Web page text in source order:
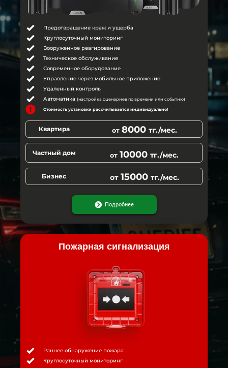
Предотвращение краж и ущерба
Круглосуточный мониторинг
Вооруженное реагирование
Техническое обслуживание
Современное оборудование
Управление через мобильное приложение
Удаленный контроль
Автоматика (настройка сценариев по времени или событию)
Стоимость установки рассчитывается индивидуально!
Квартира от 8000 тг./мес.
Частный дом от 10000 тг./мес.
Бизнес от15000 тг./мес.
Подробнее
Пожарная сигнализация
Раннее обнаружение пожара
Круглосуточный мониторинг